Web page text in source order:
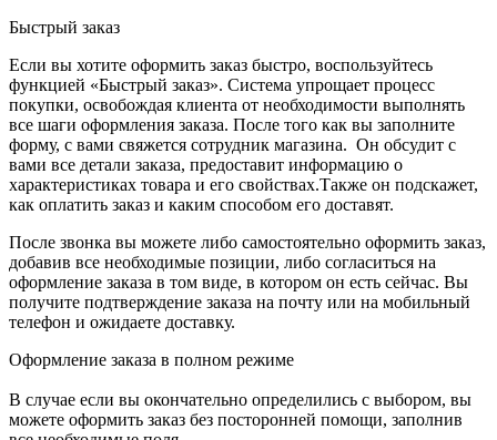
Быстрый заказ
Если вы хотите оформить заказ быстро, воспользуйтесь
функцией «Быстрый заказ». Система упрощает процесс
покупки, освобождая клиента от необходимости выполнять
все шаги оформления заказа. После того как вы заполните
форму, с вами свяжется сотрудник магазина. Он обсудит с
вами все детали заказа, предоставит информацию о
характеристиках товара и его свойствах.Также он подскажет,
как оплатить заказ и каким способом его доставят.
После звонка вы можете либо самостоятельно оформить заказ,
добавив все необходимые позиции, либо согласиться на
оформление заказа в том виде, в котором он есть сейчас. Вы
получите подтверждение заказа на почту или на мобильный
телефон и ожидаете доставку.
Оформление заказа в полном режиме
В случае если вы окончательно определились с выбором, вы
можете оформить заказ без посторонней помощи, заполнив